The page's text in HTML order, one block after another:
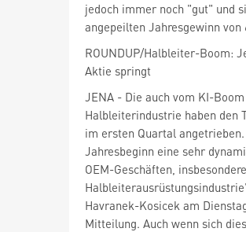
jedoch immer noch "gut" und
angepeilten Jahresgewinn von
ROUNDUP/Halbleiter-Boom:
Aktie springt
JENA - Die auch vom KI-
im ersten Quartal
Jahresbeginn eine sehr
OEM-Geschäften,
Havranek-Kosicek am
Mitteilung. Auch wenn sich